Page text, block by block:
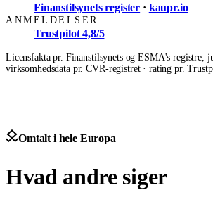
Finanstilsynets register · kaupr.io
ANMELDELSER
Trustpilot 4,8/5
Licensfakta pr. Finanstilsynets og ESMA's registre,
virksomhedsdata pr. CVR-registret · rating pr.
Omtalt i hele Europa
Hvad andre siger